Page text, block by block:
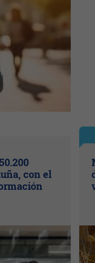
con el